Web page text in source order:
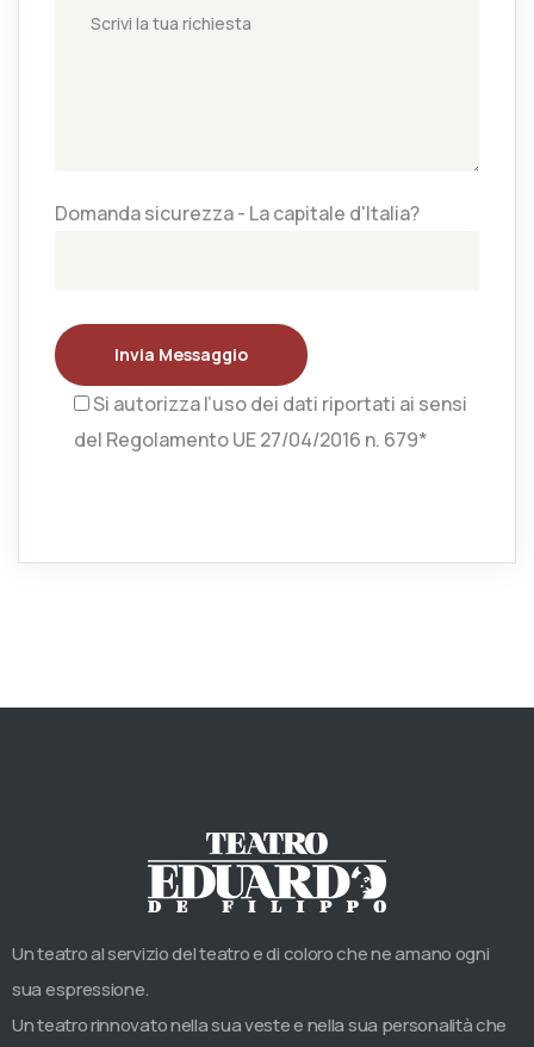
Domanda sicurezza - La capitale d'Italia?
Invia Messaggio
Si autorizza l’uso dei dati riportati ai sensi
del Regolamento UE 27/04/2016 n. 679*
Un teatro al servizio del teatro e di coloro che ne amano ogni
sua espressione.
Un teatro rinnovato nella sua veste e nella sua personalità che